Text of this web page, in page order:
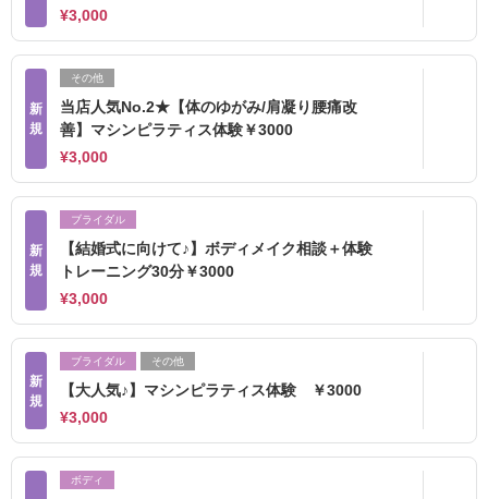
¥3,000
新
規
その他
当店人気No.2★【体のゆがみ/肩凝り腰痛改
善】マシンピラティス体験￥3000
¥3,000
新
規
ブライダル
【結婚式に向けて♪】ボディメイク相談＋体験
トレーニング30分￥3000
¥3,000
新
規
ブライダル その他
【大人気♪】マシンピラティス体験 ￥3000
¥3,000
ボディ